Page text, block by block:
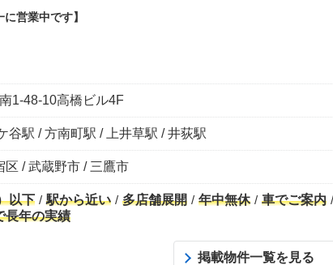
営業中です】
1-48-10高橋ビル4F
谷駅 / 方南町駅 / 上井草駅 / 井荻駅
区 / 武蔵野市 / 三鷹市
以下 駅から近い 多店舗展開 年中無休
車でご案内
長年の実績
掲載物件一覧を見る